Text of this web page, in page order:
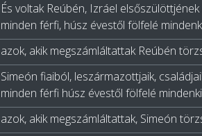
És voltak Reúbén, Izráel
minden férfi, húsz évestől fölfelé
azok, akik megszámláltattak Reúbén
Simeón fiaiból, leszármazottjaik,
minden férfi húsz évestől fölfelé
azok, akik megszámláltattak, Simeón